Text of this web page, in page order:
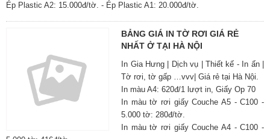
Ép Plastic A2: 15.000đ/tờ. - Ép Plastic A1: 20.000đ/tờ.
BẢNG GIÁ IN TỜ RƠI GIÁ RẺ
NHẤT Ở TẠI HÀ NỘI
In Gia Hưng | Dịch vụ | Thiết kế - In ấn |
Tờ rơi, tờ gấp …vvv| Giá rẻ tại Hà Nội.
In màu A4: 620đ/1 lượt in, Giấy Op 70
In màu tờ rơi giấy Couche A5 - C100 -
5.000 tờ: 280đ/tờ.
In màu tờ rơi giấy Couche A4 - C100 -